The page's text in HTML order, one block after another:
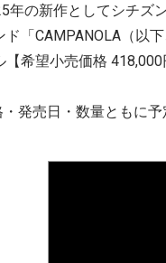
年の新作としてシチズ
ド「CAMPANOLA（以
【希望小売価格
発売日・数量ともに予